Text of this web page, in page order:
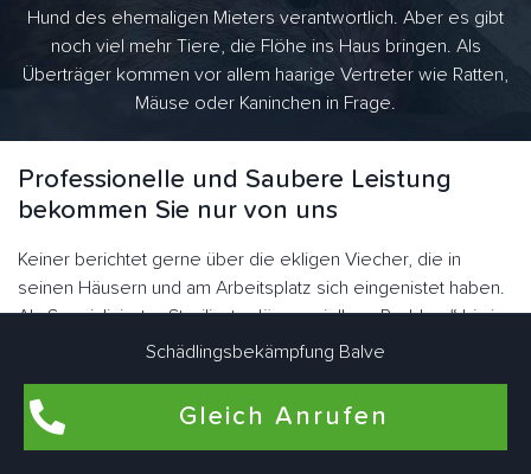
Hund des ehemaligen Mieters verantwortlich. Aber es gibt
noch viel mehr Tiere, die Flöhe ins Haus bringen. Als
Überträger kommen vor allem haarige Vertreter wie Ratten,
Mäuse oder Kaninchen in Frage.
Professionelle und Saubere Leistung
bekommen Sie nur von uns
Keiner berichtet gerne über die ekligen Viecher, die in
seinen Häusern und am Arbeitsplatz sich eingenistet haben.
Als Spezialisierter Sterilisator lösen wir Ihre „Problem“ bis in
die letzte Datei zuverlässig. Zu unseren Stammkunden
Lebensmittelhändler, Schlämmer Küche, Produktionsbetrieb
und die Verwaltung. Haus- und Grundstücksverwaltung.
Schädlingsbekämpfung Balve
Gleich Anrufen